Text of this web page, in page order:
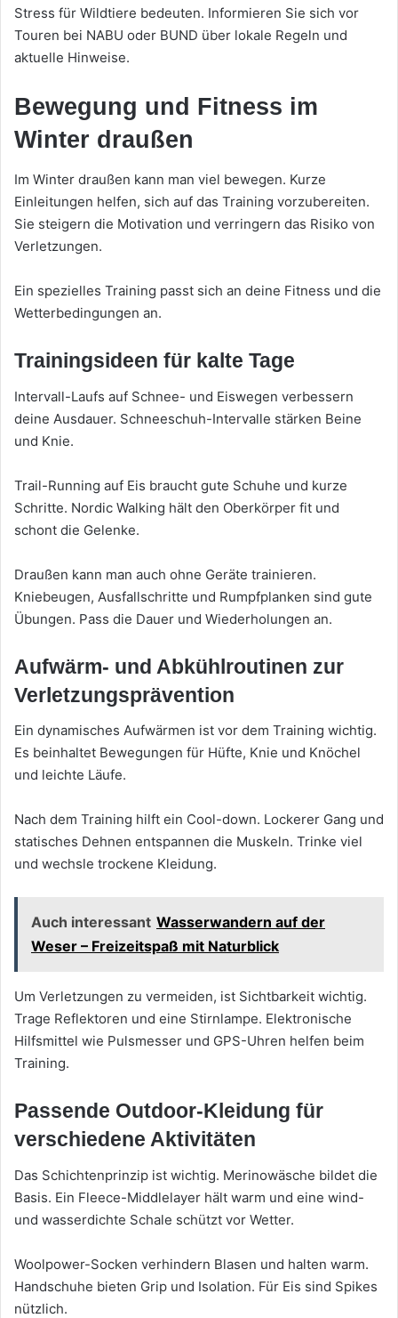
Stress für Wildtiere bedeuten. Informieren Sie sich vor
Touren bei NABU oder BUND über lokale Regeln und
aktuelle Hinweise.
Bewegung und Fitness im
Winter draußen
Im Winter draußen kann man viel bewegen. Kurze
Einleitungen helfen, sich auf das Training vorzubereiten.
Sie steigern die Motivation und verringern das Risiko von
Verletzungen.
Ein spezielles Training passt sich an deine Fitness und die
Wetterbedingungen an.
Trainingsideen für kalte Tage
Intervall-Laufs auf Schnee- und Eiswegen verbessern
deine Ausdauer. Schneeschuh-Intervalle stärken Beine
und Knie.
Trail-Running auf Eis braucht gute Schuhe und kurze
Schritte. Nordic Walking hält den Oberkörper fit und
schont die Gelenke.
Draußen kann man auch ohne Geräte trainieren.
Kniebeugen, Ausfallschritte und Rumpfplanken sind gute
Übungen. Pass die Dauer und Wiederholungen an.
Aufwärm- und Abkühlroutinen zur
Verletzungsprävention
Ein dynamisches Aufwärmen ist vor dem Training wichtig.
Es beinhaltet Bewegungen für Hüfte, Knie und Knöchel
und leichte Läufe.
Nach dem Training hilft ein Cool-down. Lockerer Gang und
statisches Dehnen entspannen die Muskeln. Trinke viel
und wechsle trockene Kleidung.
Auch interessant Wasserwandern auf der
Weser – Freizeitspaß mit Naturblick
Um Verletzungen zu vermeiden, ist Sichtbarkeit wichtig.
Trage Reflektoren und eine Stirnlampe. Elektronische
Hilfsmittel wie Pulsmesser und GPS-Uhren helfen beim
Training.
Passende Outdoor-Kleidung für
verschiedene Aktivitäten
Das Schichtenprinzip ist wichtig. Merinowäsche bildet die
Basis. Ein Fleece-Middlelayer hält warm und eine wind-
und wasserdichte Schale schützt vor Wetter.
Woolpower-Socken verhindern Blasen und halten warm.
Handschuhe bieten Grip und Isolation. Für Eis sind Spikes
nützlich.